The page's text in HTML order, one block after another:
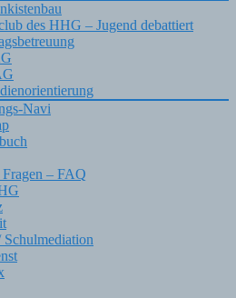
des HHG – Jugend debattiert
Navi
– FAQ
Schulmediation